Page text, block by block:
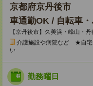
京都府京丹後市
車通勤OK / 自転車
【京丹後市】久美浜・峰山・
介護施設や病院など ★自宅
い
勤務曜日